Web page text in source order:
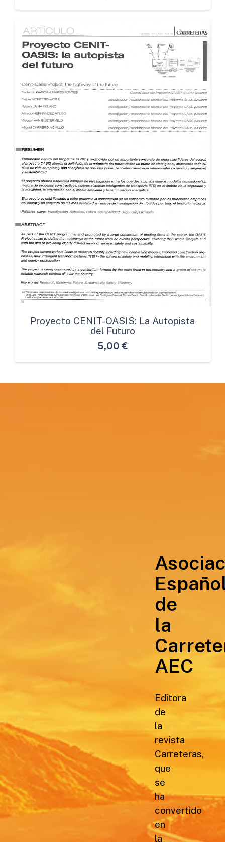
Proyecto CENIT-OASIS: La Autopista
del Futuro
5,00 €
de
la
AEC
Editora
de
la
revista
Carreteras,
que
se
ha
convertido
en
la